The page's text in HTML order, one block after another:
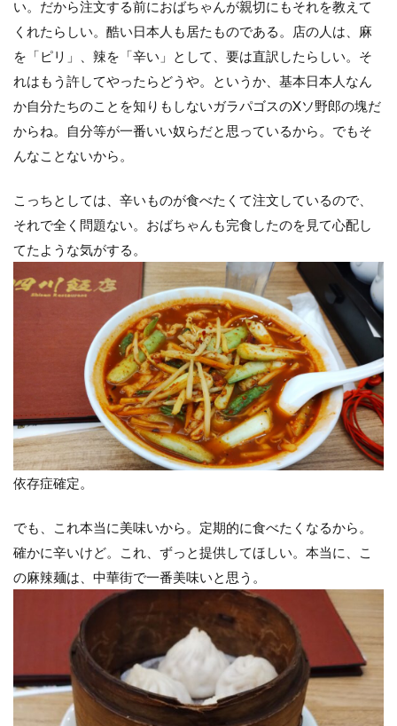
い。だから注文する前におばちゃんが親切にもそれを教えて
くれたらしい。酷い日本人も居たものである。店の人は、麻
を「ピリ」、辣を「辛い」として、要は直訳したらしい。そ
れはもう許してやったらどうや。というか、基本日本人なん
か自分たちのことを知りもしないガラパゴスのXソ野郎の塊だ
からね。自分等が一番いい奴らだと思っているから。でもそ
んなことないから。
こっちとしては、辛いものが食べたくて注文しているので、
それで全く問題ない。おばちゃんも完食したのを見て心配し
てたような気がする。
依存症確定。
でも、これ本当に美味いから。定期的に食べたくなるから。
確かに辛いけど。これ、ずっと提供してほしい。本当に、こ
の麻辣麺は、中華街で一番美味いと思う。